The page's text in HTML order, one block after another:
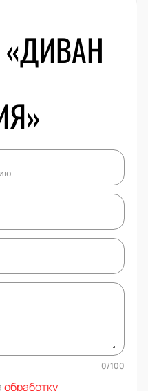
0/100
обработку